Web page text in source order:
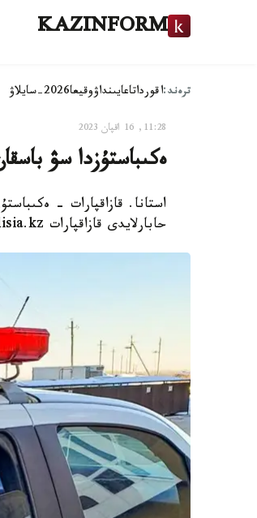
KAZINFORM
ترەند:اقورداتاعايىنداۋوقيعا2026-سايلاۋ
11:28, 16 اقپان 2023
ەكىباستۇزدا سۋ
استانا. قازاقپارات -
حابارلايدى قازاقپارات Polisia.kz سايتىنا سىلتەمە جاساپ.